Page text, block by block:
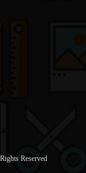
Reserved